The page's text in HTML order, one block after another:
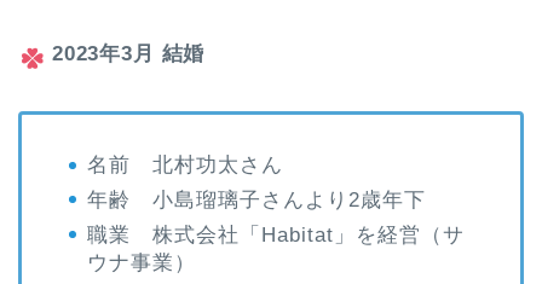
2023年3月 結婚
名前 北村功太さん
年齢 小島瑠璃子さんより2歳年下
職業 株式会社「Habitat」を経営（サ
ウナ事業）